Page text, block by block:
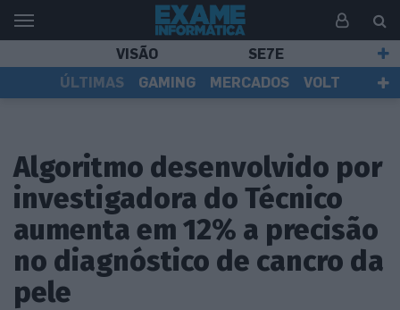
VISÃO
SE7E
ÚLTIMAS
GAMING MERCADOS
VOLT
Algoritmo desenvolvido por
investigadora do Técnico
aumenta em 12% a precisão
no diagnóstico de cancro da
pele